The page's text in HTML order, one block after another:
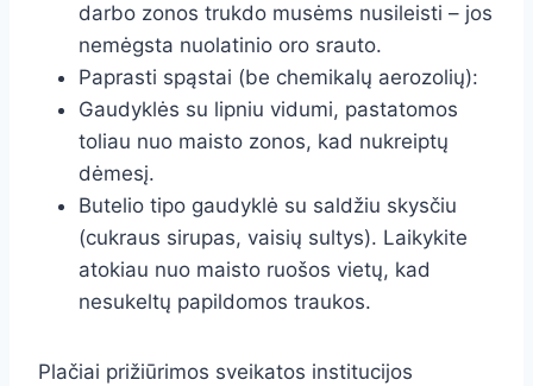
darbo zonos trukdo musėms nusileisti – jos
nemėgsta nuolatinio oro srauto.
Paprasti spąstai (be chemikalų aerozolių):
Gaudyklės su lipniu vidumi, pastatomos
toliau nuo maisto zonos, kad nukreiptų
dėmesį.
Butelio tipo gaudyklė su saldžiu skysčiu
(cukraus sirupas, vaisių sultys). Laikykite
atokiau nuo maisto ruošos vietų, kad
nesukeltų papildomos traukos.
Plačiai prižiūrimos sveikatos institucijos